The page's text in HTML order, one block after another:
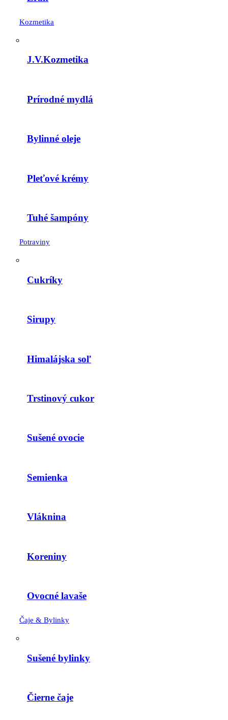
Kozmetika
J.V.Kozmetika
Prírodné mydlá
Bylinné oleje
Pleťové krémy
Tuhé šampóny
Potraviny
Cukríky
Sirupy
Himalájska soľ
Trstinový cukor
Sušené ovocie
Semienka
Vláknina
Koreniny
Ovocné lavaše
Čaje & Bylinky
Sušené bylinky
Čierne čaje